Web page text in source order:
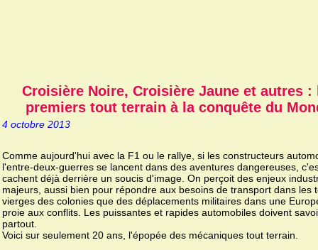
Croisière Noire, Croisière Jaune et autres :
premiers tout terrain à la conquête du
4 octobre 2013
Comme aujourd'hui avec la F1 ou le rallye, si les constructeurs
l'entre-deux-guerres se lancent dans des aventures dangereuses,
cachent déjà derrière un soucis d'image. On perçoit des enjeux
majeurs, aussi bien pour répondre aux besoins de transport dans les
vierges des colonies que des déplacements militaires dans une
proie aux conflits. Les puissantes et rapides automobiles doivent
partout.
Voici sur seulement 20 ans, l'épopée des mécaniques tout terrain.